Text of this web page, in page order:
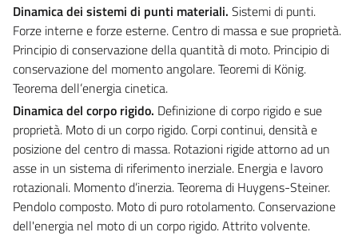
Dinamica dei sistemi di punti materiali. Sistemi di punti.
Forze interne e forze esterne. Centro di massa e sue proprietà.
Principio di conservazione della quantità di moto. Principio di
conservazione del momento angolare. Teoremi di König.
Teorema dell’energia cinetica.
Dinamica del corpo rigido. Definizione di corpo rigido e sue
proprietà. Moto di un corpo rigido. Corpi continui, densità e
posizione del centro di massa. Rotazioni rigide attorno ad un
asse in un sistema di riferimento inerziale. Energia e lavoro
rotazionali. Momento d’inerzia. Teorema di Huygens-Steiner.
Pendolo composto. Moto di puro rotolamento. Conservazione
dell'energia nel moto di un corpo rigido. Attrito volvente.